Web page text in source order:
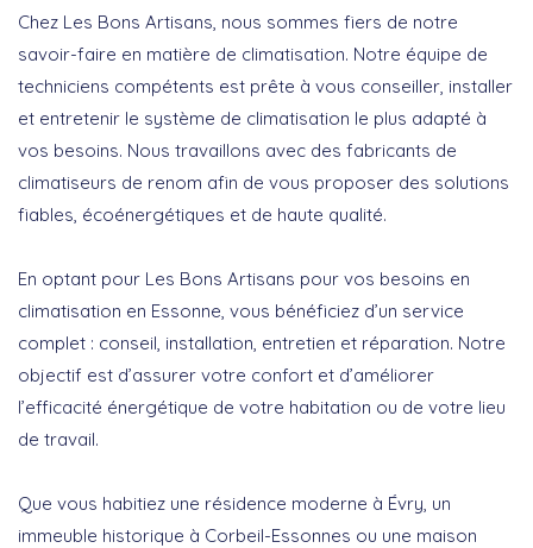
Chez Les Bons Artisans, nous sommes fiers de notre
savoir-faire en matière de climatisation. Notre équipe de
techniciens compétents est prête à vous conseiller, installer
et entretenir le système de climatisation le plus adapté à
vos besoins. Nous travaillons avec des fabricants de
climatiseurs de renom afin de vous proposer des solutions
fiables, écoénergétiques et de haute qualité.
En optant pour Les Bons Artisans pour vos besoins en
climatisation en Essonne, vous bénéficiez d’un service
complet : conseil, installation, entretien et réparation. Notre
objectif est d’assurer votre confort et d’améliorer
l’efficacité énergétique de votre habitation ou de votre lieu
de travail.
Que vous habitiez une résidence moderne à Évry, un
immeuble historique à Corbeil-Essonnes ou une maison